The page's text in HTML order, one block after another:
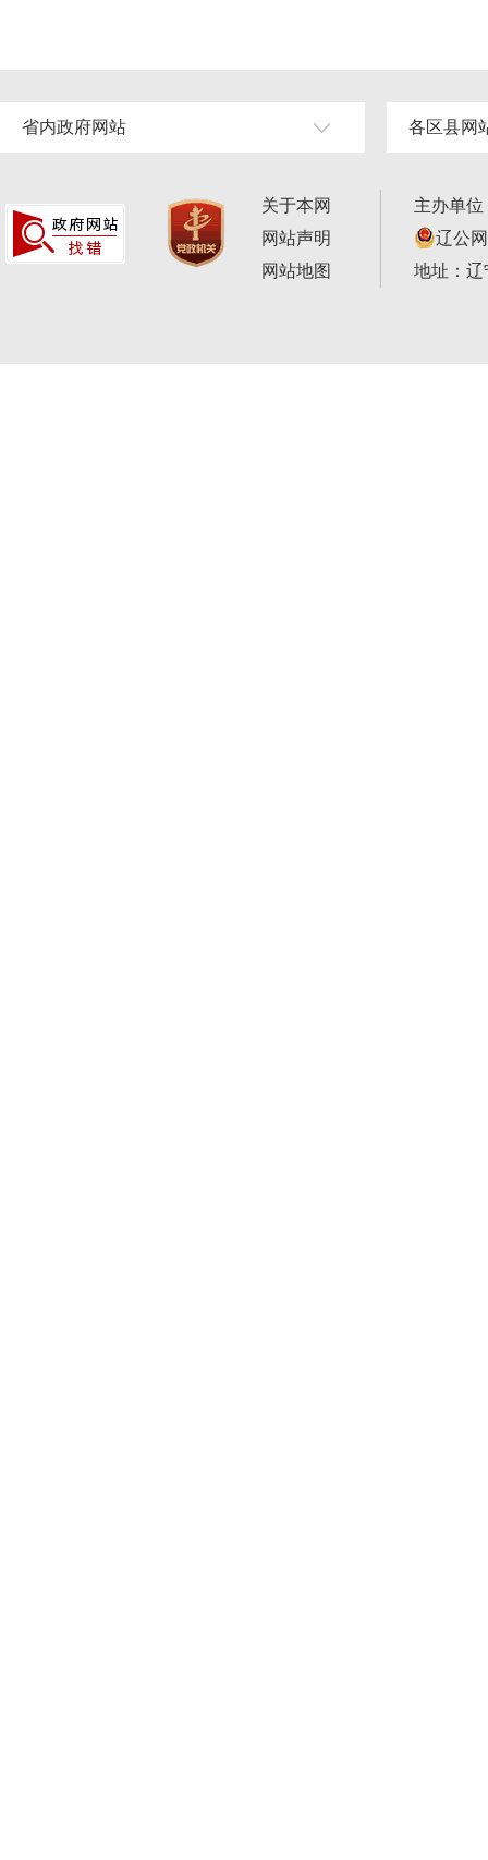
省内政府网站 各区县网
关于本网
网站声明
网站地图
主办单
辽公
地址：辽